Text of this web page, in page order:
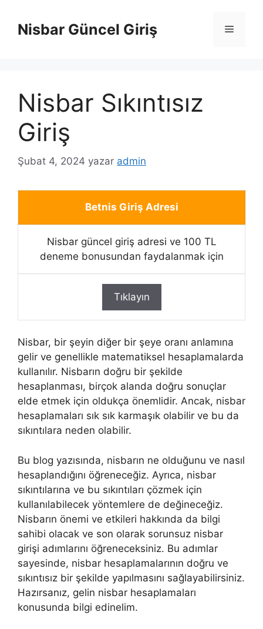
Nisbar Güncel Giriş Menü
Nisbar Sıkıntısız
Giriş
Şubat 4, 2024 yazar admin
Betnis Giriş Adresi
Nisbar güncel giriş adresi ve 100 TL
deneme bonusundan faydalanmak için
Tıklayın
Nisbar, bir şeyin diğer bir şeye oranı anlamına
gelir ve genellikle matematiksel hesaplamalarda
kullanılır. Nisbarın doğru bir şekilde
hesaplanması, birçok alanda doğru sonuçlar
elde etmek için oldukça önemlidir. Ancak, nisbar
hesaplamaları sık sık karmaşık olabilir ve bu da
sıkıntılara neden olabilir.
Bu blog yazısında, nisbarın ne olduğunu ve nasıl
hesaplandığını öğreneceğiz. Ayrıca, nisbar
sıkıntılarına ve bu sıkıntıları çözmek için
kullanılabilecek yöntemlere de değineceğiz.
Nisbarın önemi ve etkileri hakkında da bilgi
sahibi olacak ve son olarak sorunsuz nisbar
girişi adımlarını öğreneceksiniz. Bu adımlar
sayesinde, nisbar hesaplamalarının doğru ve
sıkıntısız bir şekilde yapılmasını sağlayabilirsiniz.
Hazırsanız, gelin nisbar hesaplamaları
konusunda bilgi edinelim.